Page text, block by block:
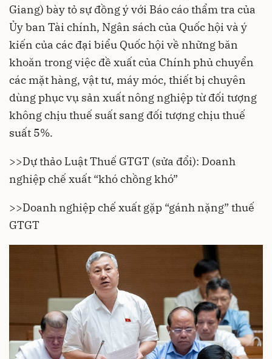
Giang) bày tỏ sự đồng ý với Báo cáo thẩm tra của
Ủy ban Tài chính, Ngân sách của Quốc hội và ý
kiến của các đại biểu Quốc hội về những băn
khoăn trong việc đề xuất của Chính phủ chuyển
các mặt hàng, vật tư, máy móc, thiết bị chuyên
dùng phục vụ sản xuất nông nghiệp từ đối tượng
không chịu thuế suất sang đối tượng chịu thuế
suất 5%.
>>Dự thảo Luật Thuế GTGT (sửa đổi): Doanh
nghiệp chế xuất “khó chồng khó”
>>Doanh nghiệp chế xuất gặp “gánh nặng” thuế
GTGT